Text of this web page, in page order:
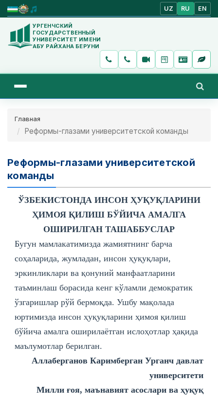
UZ RU EN
УРГЕНЧСКИЙ
ГОСУДАРСТВЕННЫЙ
УНИВЕРСИТЕТ ИМЕНИ
АБУ РАЙХАНА БЕРУНИ
Главная
Реформы-глазами университетской команды
Реформы-глазами университетской
команды
ЎЗБЕКИСТОНДА ИНСОН ҲУҚУҚЛАРИНИ
ҲИМОЯ ҚИЛИШ БЎЙИЧА АМАЛГА
ОШИРИЛГАН ТАШАББУСЛАР
Бугун мамлакатимизда жамиятнинг барча
соҳаларида, жумладан, инсон ҳуқуқлари,
эркинликлари ва қонуний манфаатларини
таъминлаш борасида кенг кўламли демократик
ўзгаришлар рўй бермоқда. Ушбу мақолада
юртимизда инсон ҳуқуқларини ҳимоя қилиш
бўйича амалга оширилаётган ислоҳотлар ҳақида
маълумотлар берилган.
Аллаберганов Каримберган Урганч давлат
университети
Милли ғоя, маънавият асослари ва ҳуқуқ